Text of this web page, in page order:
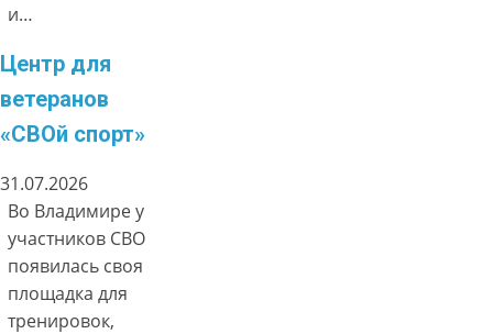
и…
Центр для
ветеранов
«СВОй спорт»
31.07.2026
Во Владимире у
участников СВО
появилась своя
площадка для
тренировок,